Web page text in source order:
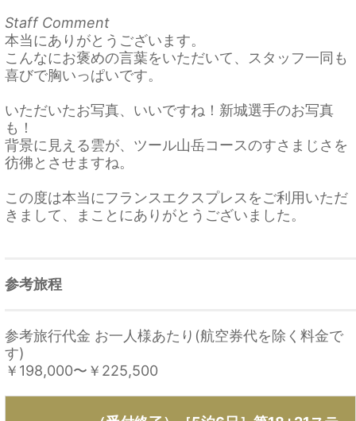
Staff Comment
本当にありがとうございます。
こんなにお褒めの言葉をいただいて、スタッフ一同も
喜びで胸いっぱいです。
いただいたお写真、いいですね！新城選手のお写真
も！
背景に見える雲が、ツール山岳コースのすさまじさを
彷彿とさせますね。
この度は本当にフランスエクスプレスをご利用いただ
きまして、まことにありがとうございました。
参考旅程
参考旅行代金 お一人様あたり(航空券代を除く料金で
す)
￥198,000〜 ￥225,500